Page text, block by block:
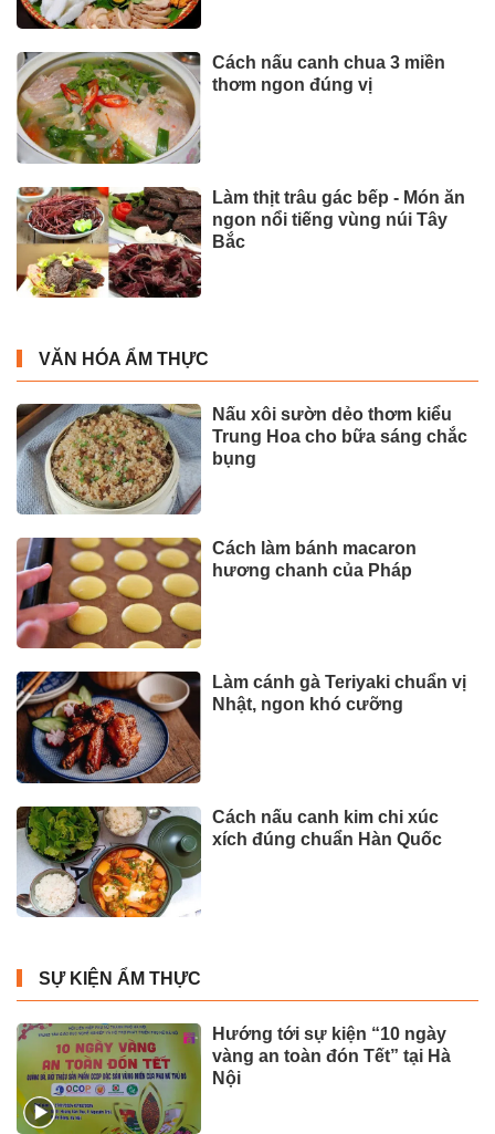
Cách nấu canh chua 3 miền
thơm ngon đúng vị
Làm thịt trâu gác bếp - Món ăn
ngon nổi tiếng vùng núi Tây
Bắc
VĂN HÓA ẨM THỰC
Nấu xôi sườn dẻo thơm kiểu
Trung Hoa cho bữa sáng chắc
bụng
Cách làm bánh macaron
hương chanh của Pháp
Làm cánh gà Teriyaki chuẩn vị
Nhật, ngon khó cưỡng
Cách nấu canh kim chi xúc
xích đúng chuẩn Hàn Quốc
SỰ KIỆN ẨM THỰC
Hướng tới sự kiện “10 ngày
vàng an toàn đón Tết” tại Hà
Nội